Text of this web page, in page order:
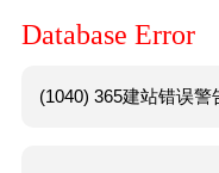
Database Error
(1040) 365建站错误